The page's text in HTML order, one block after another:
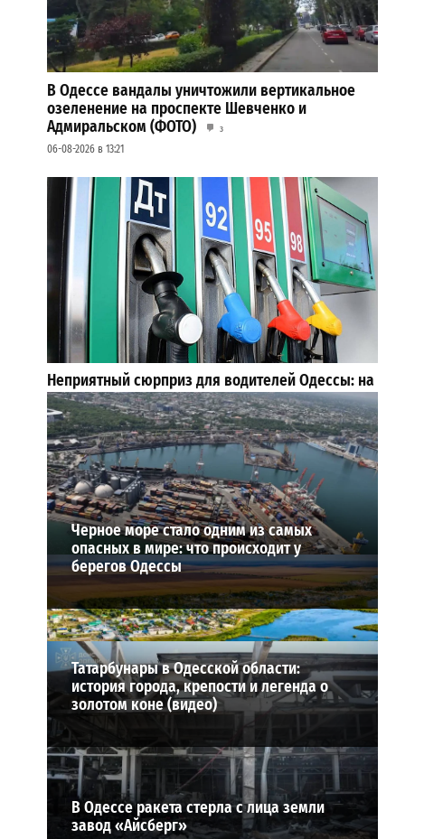
В Одессе вандалы уничтожили вертикальное
озеленение на проспекте Шевченко и
Адмиральском (ФОТО)
3
06-08-2026 в 13:21
Неприятный сюрприз для водителей Одессы: на
АЗС снова взлетели цены
2
28-07-2026 в 06:47
ВИБОР РЕДАКЦИИ
Черное море стало одним из самых
опасных в мире: что происходит у
берегов Одессы
Татарбунары в Одесской области:
история города, крепости и легенда о
золотом коне (видео)
В Одессе ракета стерла с лица земли
завод «Айсберг»